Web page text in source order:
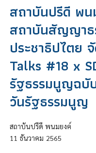
สถาบันปรีดี พ
สถาบันสัญญาธ
ประชาธิปไตย
Talks #18 x
รัฐธรรมนูญฉบั
วันรัฐธรรมนูญ
สถาบันปรีดี พนมยงค์
11 ธันวาคม 2565